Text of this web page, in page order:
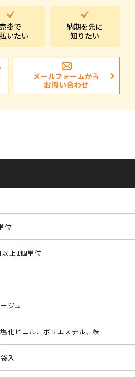
自治体・公共団体向け
オープン・開業・開院
ポストイン
ばらまき、ショップイベント向け粗品・ノベ
売掛で
いたい
納期を先に
知りたい
メールフォームから
お問い合わせ
位
上1個単位
ジュ
化ビニル、ポリエステル、鉄
入